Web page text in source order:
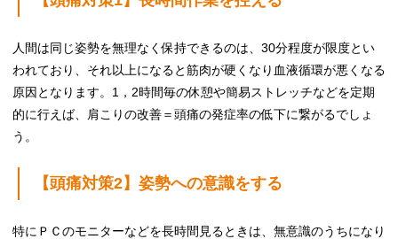
人間は同じ姿勢を無理なく保持できるのは、30分程度が限度とい
われており、それ以上になると筋肉が硬くなり血液循環が悪くなる
原因となります。1，2時間毎の休憩や簡易ストレッチなどを定期
的に行えば、肩こりの改善＝頭痛の発症率の低下に繋がるでしょ
う。
【頭痛対策2】姿勢への意識をする
特にＰＣのモニターなどを長時間見るときは、無意識のうちになり